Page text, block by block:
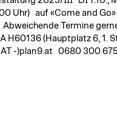
Uhr) auf «Come and
Termine
H60136 (Hauptplatz 6, 1.
-)plan9.at 0680 300